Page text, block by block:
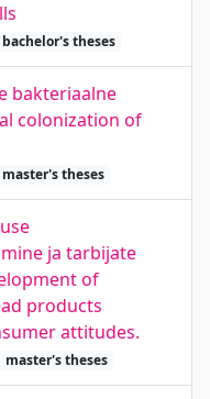
bachelor's theses
bakteriaalne
colonization of
master's theses
ja tarbijate
of
products
attitudes.
master's theses